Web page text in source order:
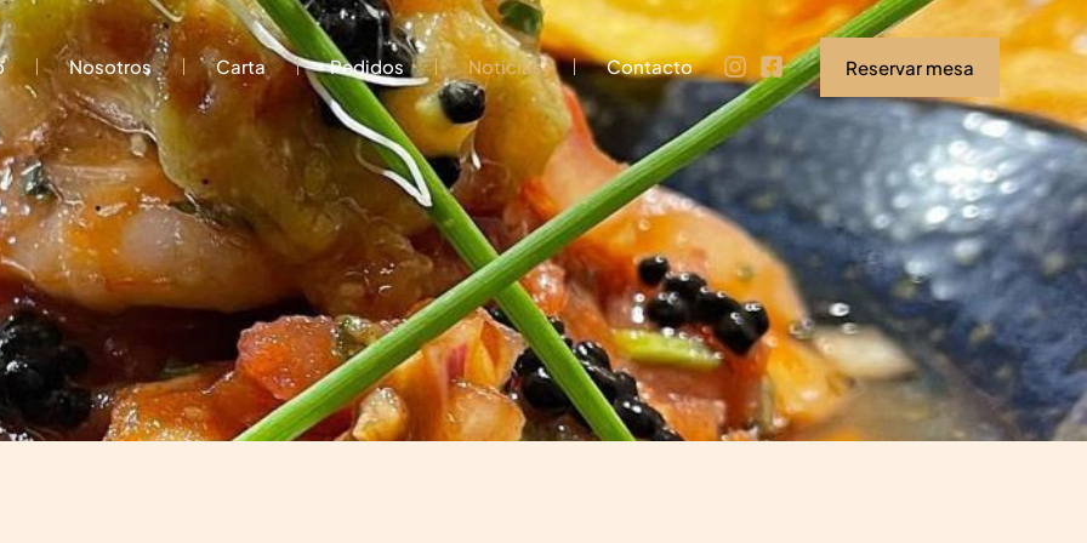
Nosotros Carta Pedidos Noticias Contacto Reservar mesa